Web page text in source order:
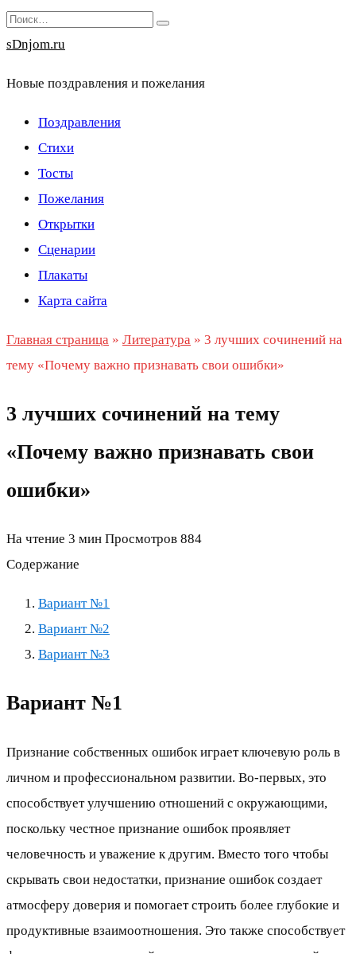
Перейти
к
Search
for:
sDnjom.ru
Новые поздравления и пожелания
Поздравления
Стихи
Тосты
Пожелания
Открытки
Сценарии
Плакаты
Карта сайта
Главная страница » Литература » 3 лучших сочинений на
тему «Почему важно признавать свои ошибки»
3 лучших сочинений на тему
«Почему важно признавать свои
ошибки»
На чтение 3 мин Просмотров 884
Содержание
Вариант №1
Вариант №2
Вариант №3
Вариант №1
Признание собственных ошибок играет ключевую роль в
личном и профессиональном развитии. Во-первых, это
способствует улучшению отношений с окружающими,
поскольку честное признание ошибок проявляет
человечность и уважение к другим. Вместо того чтобы
скрывать свои недостатки, признание ошибок создает
атмосферу доверия и помогает строить более глубокие и
продуктивные взаимоотношения. Это также способствует